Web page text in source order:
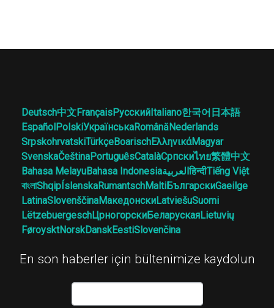
Deutsch中文FrançaisРусскийItaliano한국어 日本語
EspañolPolskiУкраїнськаRomânăNederlands
SrpskohrvatskiTürkçeBoarischΕλληνικάMagyar
SvenskaČeštinaPortuguêsCatalàСрпскиไทย繁體中文
Bahasa MelayuBahasa Indonesiaالعربيةहिन्दीTiếng Việt
বাংলাShqipÍslenskaRumantschMaltiБългарскиGaeilge
LatinaSlovenščinaМакедонскиLatviešuSuomi
LëtzebuergeschЦрногорскиБеларускаяLietuvių
FøroysktNorskDanskEestiSlovenčina
En son haberler için bültenimize kaydolun